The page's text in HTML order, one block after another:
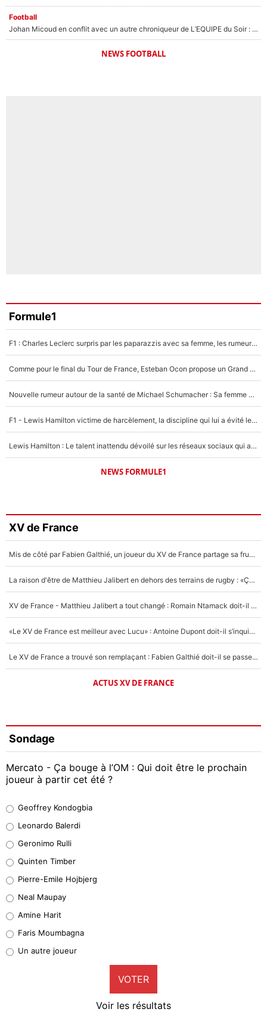
Football
Johan Micoud en conflit avec un autre chroniqueur de L’EQUIPE du Soir : «Pendant un moment, je ne les ai pas remis ensemble dans l'émission»
NEWS FOOTBALL
Formule1
F1 : Charles Leclerc surpris par les paparazzis avec sa femme, les rumeurs étaient vraies !
Comme pour le final du Tour de France, Esteban Ocon propose un Grand Prix de Formule 1 à Paris : «Autour de l’Arc de Triomphe, ce serait génial» !
Nouvelle rumeur autour de la santé de Michael Schumacher : Sa femme Corinna sort du silence
F1 - Lewis Hamilton victime de harcèlement, la discipline qui lui a évité le pire : «J'aurais probablement mal tourné»
Lewis Hamilton : Le talent inattendu dévoilé sur les réseaux sociaux qui a impressionné Kim Kardashian pendant leurs vacances en amoureux !
NEWS FORMULE1
XV de France
Mis de côté par Fabien Galthié, un joueur du XV de France partage sa frustration : «ils ne me l’ont pas dit tout de suite»
La raison d'être de Matthieu Jalibert en dehors des terrains de rugby : «Ça m'atteint autant que si tu touches à un membre de ma famille»
XV de France - Matthieu Jalibert a tout changé : Romain Ntamack doit-il s’inquiéter pour sa place à un an de la Coupe du monde ?
«Le XV de France est meilleur avec Lucu» : Antoine Dupont doit-il s’inquiéter pour sa place ?
Le XV de France a trouvé son remplaçant : Fabien Galthié doit-il se passer d'Antoine Dupont ?
ACTUS XV DE FRANCE
Sondage
Mercato - Ça bouge à l’OM : Qui doit être le prochain
joueur à partir cet été ?
38%
32%
4%
1%
9%
Geoffrey Kondogbia
Leonardo Balerdi
Geronimo Rulli
Quinten Timber
Pierre-Emile Hojbjerg
Neal Maupay
Amine Harit
Faris Moumbagna
Un autre joueur
VOTER
Voir les résultats